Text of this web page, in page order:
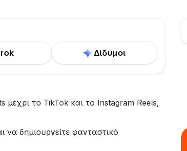
Δίδυμοι
το TikTok και το Instagram Reels,
να δημιουργείτε φανταστικό